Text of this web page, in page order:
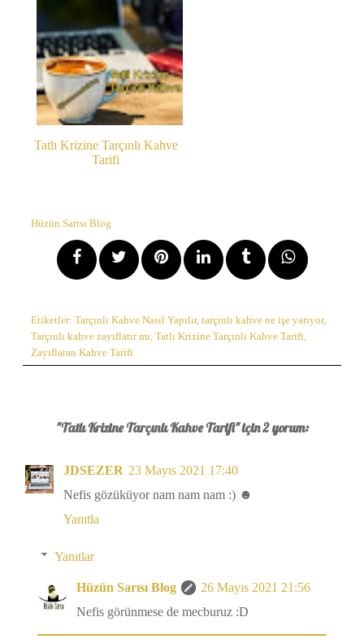
Tatlı Krizine Tarçınlı Kahve
Tarifi
Hüzün Sarısı Blog
Etiketler: Tarçınlı Kahve Nasıl Yapılır, tarçınlı kahve ne işe yarıyor,
Tarçınlı kahve zayıflatır mı, Tatlı Krizine Tarçınlı Kahve Tarifi,
Zayıflatan Kahve Tarifi
"Tatlı Krizine Tarçınlı Kahve Tarifi" için 2 yorum:
JDSEZER 23 Mayıs 2021 17:40
Nefis gözüküyor nam nam nam :) ☻
Yanıtla
Yanıtlar
Hüzün Sarısı Blog
26 Mayıs 2021 21:56
Nefis görünmese de mecburuz :D